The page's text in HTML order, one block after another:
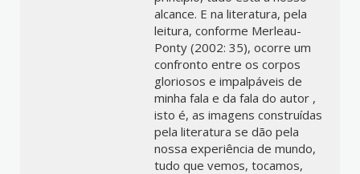
alcance. E na literatura, pela
leitura, conforme Merleau-
Ponty (2002: 35), ocorre um
confronto entre os corpos
gloriosos e impalpáveis de
minha fala e da fala do autor ,
isto é, as imagens construídas
pela literatura se dão pela
nossa experiência de mundo,
tudo que vemos, tocamos,